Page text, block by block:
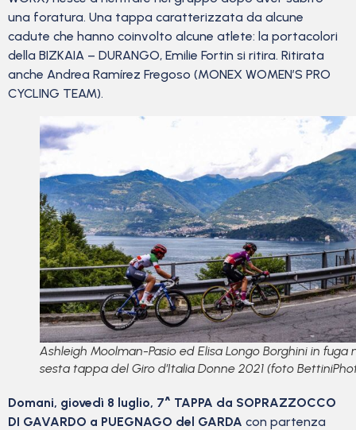
una foratura. Una tappa caratterizzata da alcune
cadute che hanno coinvolto alcune atlete: la portacolori
della BIZKAIA – DURANGO, Emilie Fortin si ritira. Ritirata
anche Andrea Ramírez Fregoso (MONEX WOMEN’S PRO
CYCLING TEAM).
Ashleigh Moolman-Pasio ed Elisa Longo Borghini in fuga
sesta tappa del Giro d’Italia Donne 2021 (foto
Domani, giovedì 8 luglio, 7^ TAPPA da SOPRAZZOCCO
DI GAVARDO a PUEGNAGO del GARDA con partenza